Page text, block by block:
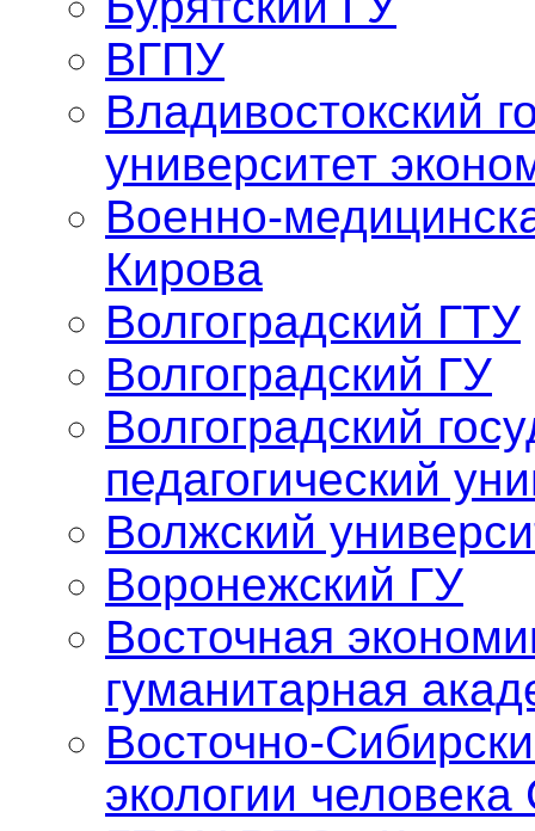
ВГПУ
Владивостокский
университет
Военно-
Кирова
Волгоградский ГТУ
Волгоградский ГУ
Волгоградский
педагогический
Волжский
Воронежский ГУ
Восточная
гуманитарная
Восточно-
экологии